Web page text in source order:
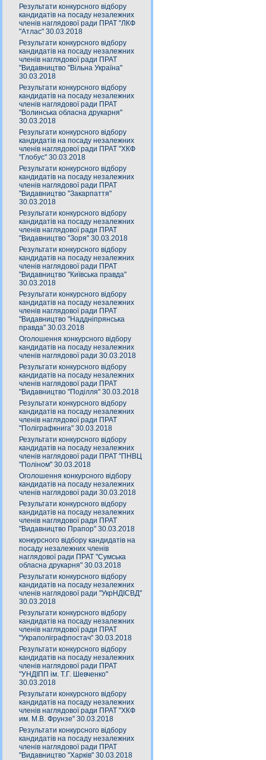
Результати конкурсного відбору
кандидатів на посаду незалежних
членів наглядової ради ПРАТ "ЛКФ
"Атлас" 30.03.2018
Результати конкурсного відбору
кандидатів на посаду незалежних
членів наглядової ради ПРАТ
"Видавництво "Вільна Україна"
30.03.2018
Результати конкурсного відбору
кандидатів на посаду незалежних
членів наглядової ради ПРАТ
"Волинська обласна друкарня"
30.03.2018
Результати конкурсного відбору
кандидатів на посаду незалежних
членів наглядової ради ПРАТ "ХКФ
"Глобус" 30.03.2018
Результати конкурсного відбору
кандидатів на посаду незалежних
членів наглядової ради ПРАТ
"Видавництво "Закарпаття"
30.03.2018
Результати конкурсного відбору
кандидатів на посаду незалежних
членів наглядової ради ПРАТ
"Видавництво "Зоря" 30.03.2018
Результати конкурсного відбору
кандидатів на посаду незалежних
членів наглядової ради ПРАТ
"Видавництво "Київська правда"
30.03.2018
Результати конкурсного відбору
кандидатів на посаду незалежних
членів наглядової ради ПРАТ
"Видавництво "Наддніпрянська
правда" 30.03.2018
Оголошення конкурсного відбору
кандидатів на посаду незалежних
членів наглядової ради 30.03.2018
Результати конкурсного відбору
кандидатів на посаду незалежних
членів наглядової ради ПРАТ
"Видавництво "Поділля" 30.03.2018
Результати конкурсного відбору
кандидатів на посаду незалежних
членів наглядової ради ПРАТ
"Поліграфкнига" 30.03.2018
Результати конкурсного відбору
кандидатів на посаду незалежних
членів наглядової ради ПРАТ "ПНВЦ
"Поліном" 30.03.2018
Оголошення конкурсного відбору
кандидатів на посаду незалежних
членів наглядової ради 30.03.2018
Результати конкурсного відбору
кандидатів на посаду незалежних
членів наглядової ради ПРАТ
"Видавництво Прапор" 30.03.2018
конкурсного відбору кандидатів на
посаду незалежних членів
наглядової ради ПРАТ "Сумська
обласна друкарня" 30.03.2018
Результати конкурсного відбору
кандидатів на посаду незалежних
членів наглядової ради "УкрНДІСВД"
30.03.2018
Результати конкурсного відбору
кандидатів на посаду незалежних
членів наглядової ради ПРАТ
"Украполіграфпостач" 30.03.2018
Результати конкурсного відбору
кандидатів на посаду незалежних
членів наглядової ради ПРАТ
"УНДІПП ім. Т.Г. Шевченко"
30.03.2018
Результати конкурсного відбору
кандидатів на посаду незалежних
членів наглядової ради ПРАТ "ХКФ
им. М.В. Фрунзе" 30.03.2018
Результати конкурсного відбору
кандидатів на посаду незалежних
членів наглядової ради ПРАТ
"Видавництво "Харків" 30.03.2018